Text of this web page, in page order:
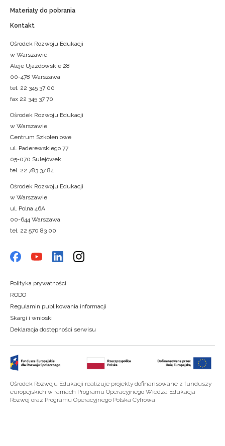
Materiały do pobrania
Kontakt
Ośrodek Rozwoju Edukacji
w Warszawie
Aleje Ujazdowskie 28
00-478 Warszawa
tel. 22 345 37 00
fax 22 345 37 70
Ośrodek Rozwoju Edukacji
w Warszawie
Centrum Szkoleniowe
ul. Paderewskiego 77
05-070 Sulejówek
tel. 22 783 37 84
Ośrodek Rozwoju Edukacji
w Warszawie
ul. Polna 46A
00-644 Warszawa
tel. 22 570 83 00
Polityka prywatności
RODO
Regulamin publikowania informacji
Skargi i wnioski
Deklaracja dostępności serwisu
Ośrodek Rozwoju Edukacji realizuje projekty dofinansowane z funduszy
europejskich w ramach Programu Operacyjnego Wiedza Edukacja
Rozwój oraz Programu Operacyjnego Polska Cyfrowa